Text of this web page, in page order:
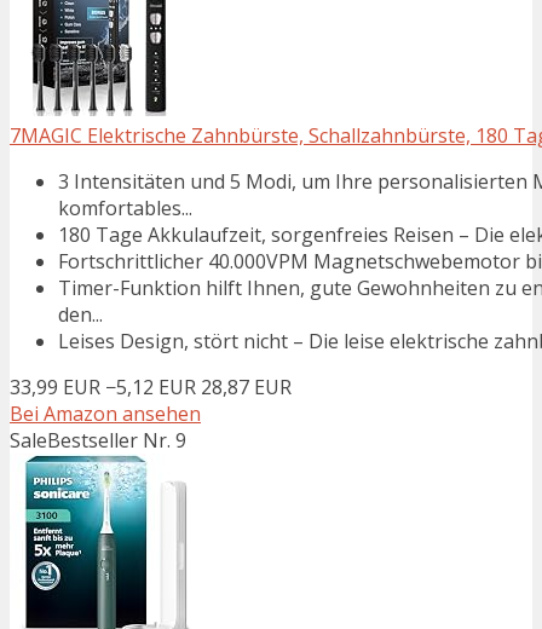
7MAGIC Elektrische Zahnbürste, Schallzahnbürste, 180
3 Intensitäten und 5 Modi, um Ihre personalisierten
komfortables...
180 Tage Akkulaufzeit, sorgenfreies Reisen – Die
Fortschrittlicher 40.000VPM Magnetschwebemotor
Timer-Funktion hilft Ihnen, gute Gewohnheiten zu
den...
Leises Design, stört nicht – Die leise elektrische
33,99 EUR −5,12 EUR 28,87 EUR
Bei Amazon ansehen
SaleBestseller Nr. 9